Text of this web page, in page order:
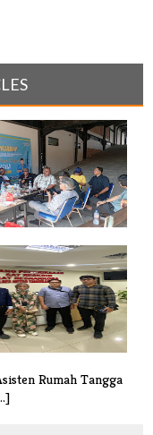
Disorot,
Rumah Tangga